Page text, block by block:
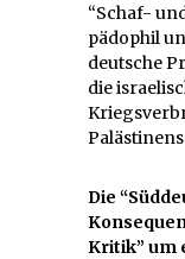
“Schaf-
pädophil
deutsche
die
Die
Kritik” um